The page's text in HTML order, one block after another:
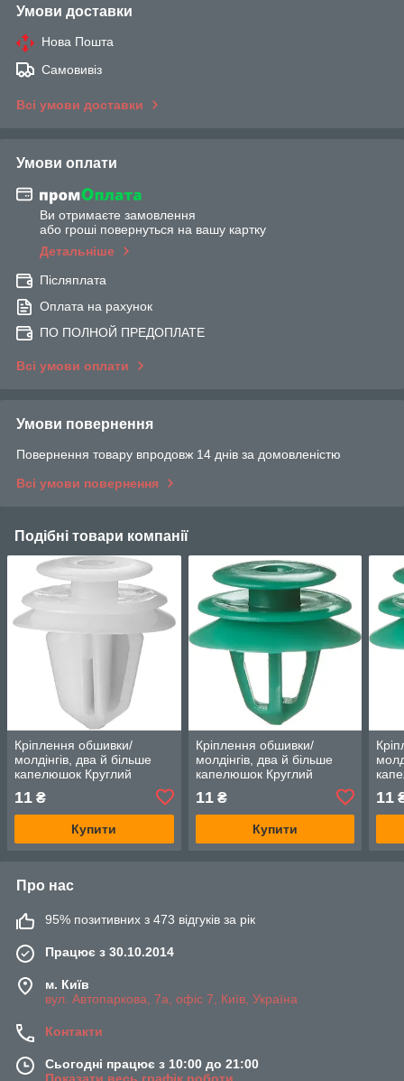
Умови доставки
Нова Пошта
Самовивіз
Всі умови доставки
Умови оплати
Ви отримаєте замовлення
або гроші повернуться на вашу картку
Детальніше
Післяплата
Оплата на рахунок
ПО ПОЛНОЙ ПРЕДОПЛАТЕ
Всі умови оплати
Умови повернення
Повернення товару впродовж 14 днів за домовленістю
Всі умови повернення
Подібні товари компанії
Кріплення обшивки/
молдінгів, два й більше
капелюшок Круглий
11 ₴
Купити
Кріплення обшивки/
молдінгів, два й більше
капелюшок Круглий
11₴
Купити
11
Про нас
95% позитивних з 473 відгуків за рік
Працює з 30.10.2014
м. Київ
вул. Автопаркова, 7а, офіс 7, Київ, Україна
Контакти
Сьогодні працює з 10:00 до 21:00